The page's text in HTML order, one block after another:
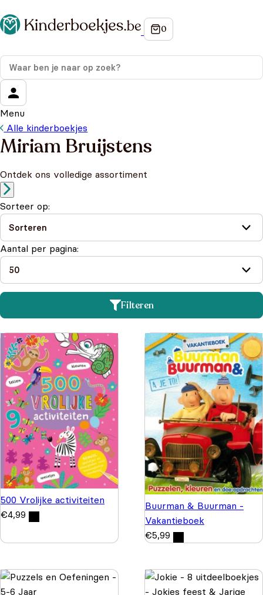
Menu
Alle kinderboekjes
Miriam Bruijstens
Ontdek ons volledige assortiment
Sorteer op:
Aantal per pagina:
Filteren
500 Vrolijke activiteiten
€4,99
Buurman & Buurman -
Vakantieboek
€5,99